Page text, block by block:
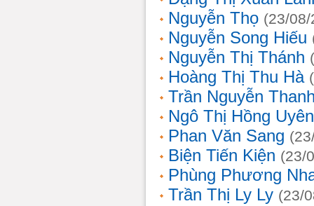
Nguyễn Thọ (23/
Nguyễn Song Hiếu
Nguyễn Thị Thánh
Hoàng Thị Thu Hà
Trần Nguyễn
Ngô Thị Hồng Uyên
Phan Văn Sang
Biện Tiến Kiện (23/
Phùng Phương
Trần Thị Ly Ly (23/